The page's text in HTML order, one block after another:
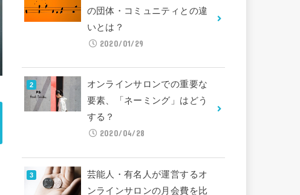
の団体・コミュニティとの違
いとは？
2020/01/29
オンラインサロンでの重要な
要素、「ネーミング」はどう
する？
2020/04/28
芸能人・有名人が運営するオ
ンラインサロンの月会費を比